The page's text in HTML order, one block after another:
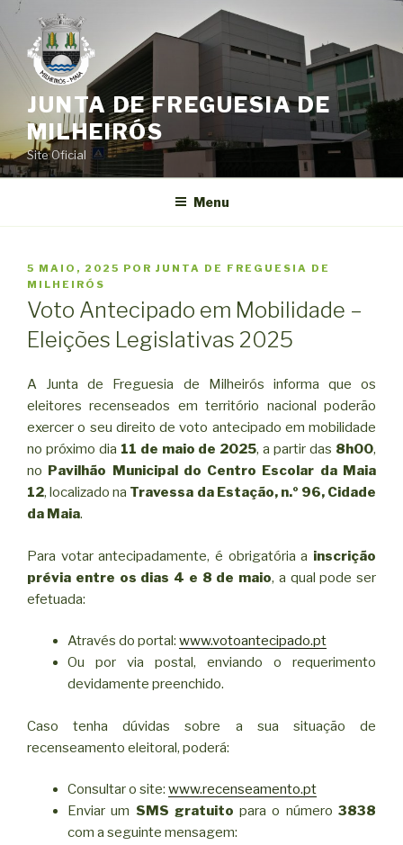
Saltar
o
conteúdo
JUNTA DE FREGUESIA DE
MILHEIRÓS
Site Oficial
Menu
PUBLICADO
EM
5 MAIO, 2025 POR JUNTA DE FREGUESIA DE
MILHEIRÓS
Voto Antecipado em Mobilidade –
Eleições Legislativas 2025
A Junta de Freguesia de Milheirós informa que os
eleitores recenseados em território nacional poderão
exercer o seu direito de voto antecipado em mobilidade
no próximo dia 11 de maio de 2025, a partir das 8h00,
no Pavilhão Municipal do Centro Escolar da Maia
12, localizado na Travessa da Estação, n.º 96, Cidade
da Maia.
Para votar antecipadamente, é obrigatória a inscrição
prévia entre os dias 4 e 8 de maio, a qual pode ser
efetuada:
Através do portal: www.votoantecipado.pt
Ou por via postal, enviando o requerimento
devidamente preenchido.
Caso tenha dúvidas sobre a sua situação de
recenseamento eleitoral, poderá:
Consultar o site: www.recenseamento.pt
Enviar um SMS gratuito para o número3838
com a seguinte mensagem: